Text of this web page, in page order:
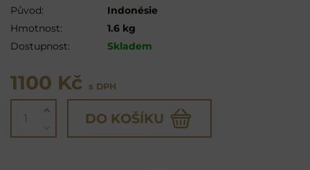
Původ:
Indonésie
Hmotnost:
1.6 kg
Dostupnost:
Skladem
1100 Kč s DPH
DO KOŠÍKU